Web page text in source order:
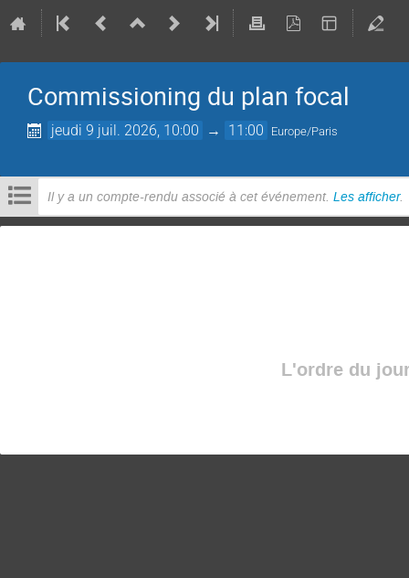
Commissioning du plan focal
jeudi 9 juil. 2026, 10:00 → 11:00 Europe/Paris
Il y a un compte-rendu associé à cet événement. Les afficher.
L'ordre du